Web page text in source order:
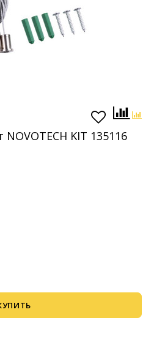
KIT 135116